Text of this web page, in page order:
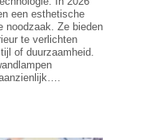
een esthetische
noodzaak. Ze bieden
te verlichten
of duurzaamheid.